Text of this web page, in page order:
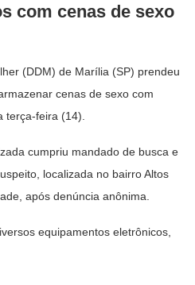
com cenas de sexo
(DDM) de Marília (SP) prendeu
cenas de sexo com
terça-feira (14).
cumpriu mandado de busca e
localizada no bairro Altos
após denúncia anônima.
equipamentos eletrônicos,